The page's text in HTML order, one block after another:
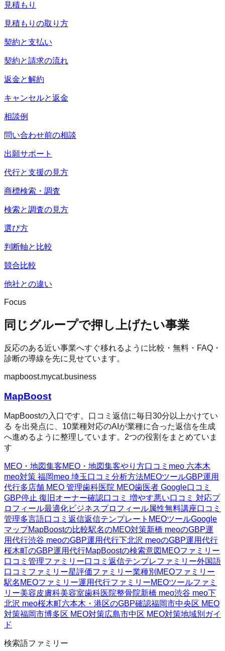
見積もり
見積もりの取り方
契約と支払い
契約と請求の流れ
返金と解約
キャンセルと返金
相談例
問い合わせ前の相談
出願サポート
代行と支援の見方
商標検索・調査
検索と調査の見方
選び方
判断軸と比較
競合比較
他社との違い
Focus
同じグループで押し上げたい事業
反応のある近い事業へすぐ移れるように比較・無料・FAQ・
診断の導線を先に見せています。
mapboost.mycat.business
MapBoost
MapBoostの入口です。口コミ返信に毎日30分以上かけてい
る を出発点に、10業種対応のAIが業種に合った返信を生成
へ進めるように整理しています。2つの役割をまとめていま
す
MEO・地図集客MEO・地図集客やり方口コミ meo 六本木
meo対策 福岡meo 埼玉口コミ分析方法MEOツールGBP運用
代行多店舗 MEO 管理歯科医院 MEO歯医者 Google口コミ
GBP停止 復旧 オーナー確認口コミ 増やす悪い口コミ 対応プ
ロフィール最適化ビジネスプロフィール属性無料講座口コミ
管理多言語口コミ返信返信テンプレート MEOツールGoogle
マップMapBoostの比較駅名のMEO対策新橋 meoのGBP運
用代行渋谷 meoのGBP運用代行下北沢 meoのGBP運用代行
桜木町のGBP運用代行MapBoostの検索意図 MEOファミリー
口コミ管理ファミリー口コミ返信テンプレファミリー外国語
口コミファミリー星評価ファミリー業種別MEOファミリー
駅名MEOファミリー運用代行ファミリーMEOツールファミ
リー美容皮膚科美容室歯科医院整骨院新橋 meo渋谷 meo下
北沢 meo桜木町六本木・港区のGBP確認福岡市中央区 MEO
対策福岡市博多区 MEO対策広島市中区 MEO対策地域別ガイ
ド
検索語ファミリー